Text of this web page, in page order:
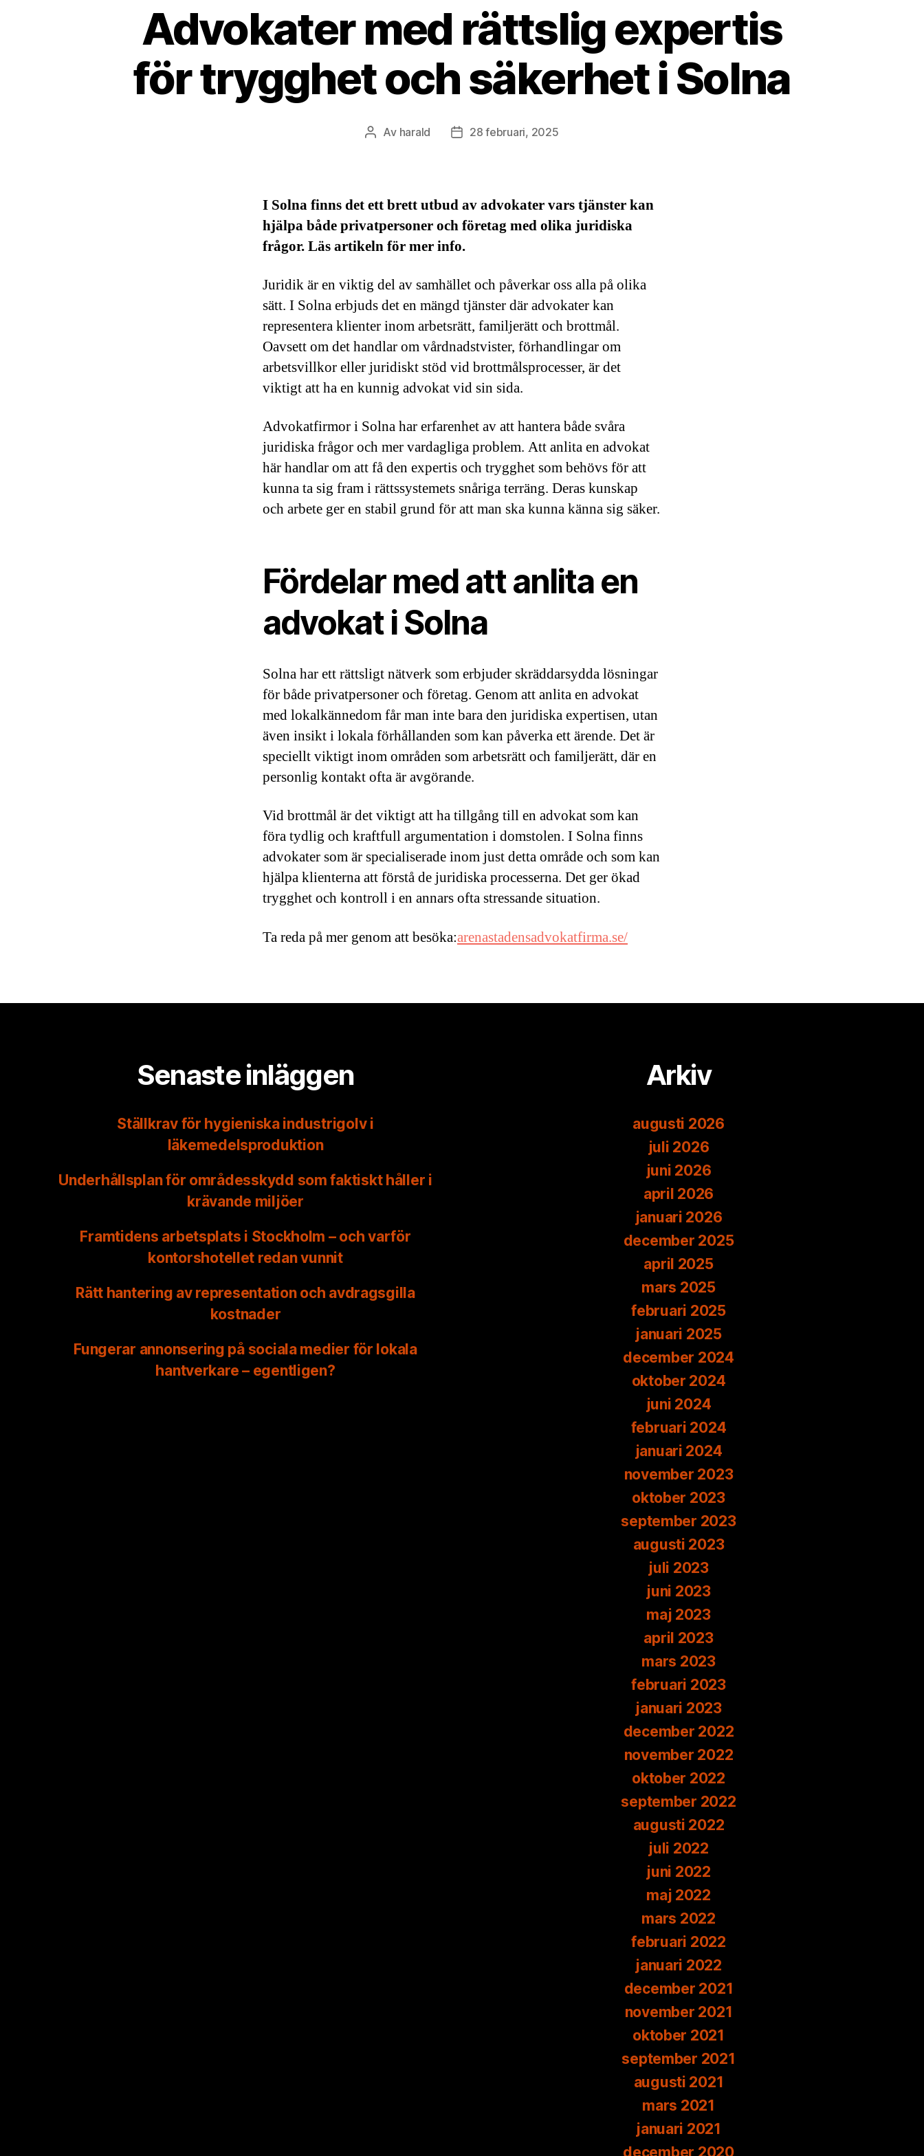
Advokater med rättslig expertis
för trygghet och säkerhet i Solna
Inläggsförfattare
Av harald Inläggsdatum
28 februari, 2025
I Solna finns det ett brett utbud av advokater vars tjänster kan
hjälpa både privatpersoner och företag med olika juridiska
frågor. Läs artikeln för mer info.
Juridik är en viktig del av samhället och påverkar oss alla på olika
sätt. I Solna erbjuds det en mängd tjänster där advokater kan
representera klienter inom arbetsrätt, familjerätt och brottmål.
Oavsett om det handlar om vårdnadstvister, förhandlingar om
arbetsvillkor eller juridiskt stöd vid brottmålsprocesser, är det
viktigt att ha en kunnig advokat vid sin sida.
Advokatfirmor i Solna har erfarenhet av att hantera både svåra
juridiska frågor och mer vardagliga problem. Att anlita en advokat
här handlar om att få den expertis och trygghet som behövs för att
kunna ta sig fram i rättssystemets snåriga terräng. Deras kunskap
och arbete ger en stabil grund för att man ska kunna känna sig säker.
Fördelar med att anlita en
advokat i Solna
Solna har ett rättsligt nätverk som erbjuder skräddarsydda lösningar
för både privatpersoner och företag. Genom att anlita en advokat
med lokalkännedom får man inte bara den juridiska expertisen, utan
även insikt i lokala förhållanden som kan påverka ett ärende. Det är
speciellt viktigt inom områden som arbetsrätt och familjerätt, där en
personlig kontakt ofta är avgörande.
Vid brottmål är det viktigt att ha tillgång till en advokat som kan
föra tydlig och kraftfull argumentation i domstolen. I Solna finns
advokater som är specialiserade inom just detta område och som kan
hjälpa klienterna att förstå de juridiska processerna. Det ger ökad
trygghet och kontroll i en annars ofta stressande situation.
Ta reda på mer genom att besöka:arenastadensadvokatfirma.se/
Senaste inläggen
Ställkrav för hygieniska industrigolv i
läkemedelsproduktion
Underhållsplan för områdesskydd som faktiskt håller i
krävande miljöer
Framtidens arbetsplats i Stockholm – och varför
kontorshotellet redan vunnit
Rätt hantering av representation och avdragsgilla
kostnader
Fungerar annonsering på sociala medier för lokala
hantverkare – egentligen?
Arkiv
augusti 2026
juli 2026
juni 2026
april 2026
januari 2026
december 2025
april 2025
mars 2025
februari 2025
januari 2025
december 2024
oktober 2024
juni 2024
februari 2024
januari 2024
november 2023
oktober 2023
september 2023
augusti 2023
juli 2023
juni 2023
maj 2023
april 2023
mars 2023
februari 2023
januari 2023
december 2022
november 2022
oktober 2022
september 2022
augusti 2022
juli 2022
juni 2022
maj 2022
mars 2022
februari 2022
januari 2022
december 2021
november 2021
oktober 2021
september 2021
augusti 2021
mars 2021
januari 2021
december 2020